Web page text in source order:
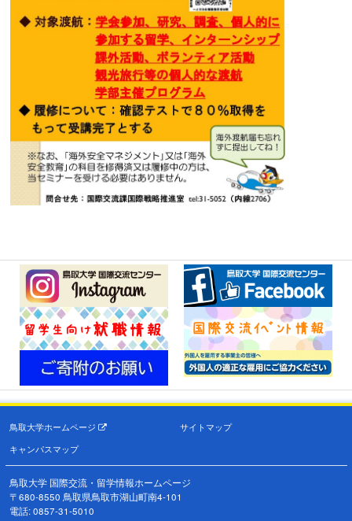
鳥取大学ホームページ
サイトマップ
キャンパスマップ
鳥取大学 国際交流・留学情報ホームページ
〒680-8550 鳥取県鳥取市湖山町南4-101
電話: 0857-31-5010